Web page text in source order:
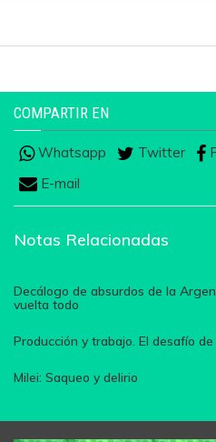
COMPARTIR EN
Whatsapp Twitter
E-mail
Notas Relacionadas
Decálogo de absurdos de la
vuelta todo
Producción y trabajo. El desafío
Milei: Saqueo y delirio